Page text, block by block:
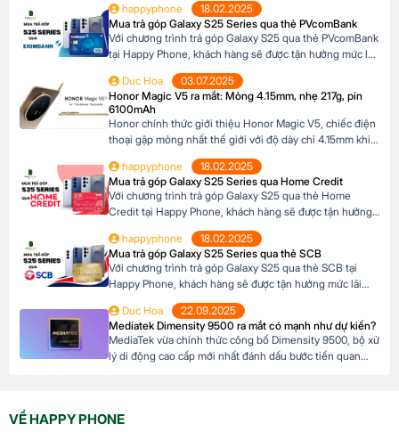
200MP, khả năng zoom xa ấn tượng và các tính năng
thông minh giúp ghi lại những khoảnh khắc đẹp trong
cuộc sống. Sau đây […]
happyphone
18.02.2025
Mua trả góp Galaxy S25 Series qua thẻ PVcomBank
Với chương trình trả góp Galaxy S25 qua thẻ PVcomBank
tại Happy Phone, khách hàng sẽ được tận hưởng mức lãi
lựa chọn kỳ hạn trả góp từ 3 đến 12 tháng, phù hợp với
khả năng tài chính của mình. Mục […]
Duc Hoa
03.07.2025
Honor Magic V5 ra mắt: Mỏng 4.15mm, nhẹ 217g, pin
6100mAh
Honor chính thức giới thiệu Honor Magic V5, chiếc điện
thoại gập mỏng nhất thế giới với độ dày chỉ 4.15mm khi
lượng 217g, pin dung lượng lớn 6100mAh và công nghệ
AI tiên tiến, Honor Magic V5 định nghĩa lại chuẩn mực
flagship […]
happyphone
18.02.2025
Mua trả góp Galaxy S25 Series qua Home Credit
Với chương trình trả góp Galaxy S25 qua thẻ Home
Credit tại Happy Phone, khách hàng sẽ được tận hưởng
linh hoạt lựa chọn kỳ hạn trả góp từ 3 đến 12 tháng, phù
hợp với khả năng tài chính của mình. […]
happyphone
18.02.2025
Mua trả góp Galaxy S25 Series qua thẻ SCB
Với chương trình trả góp Galaxy S25 qua thẻ SCB tại
Happy Phone, khách hàng sẽ được tận hưởng mức lãi
suất cực kỳ ưu đãi. Đặc biệt, khách hàng có thể linh hoạt
lựa chọn kỳ hạn trả góp từ 3 đến 12 tháng, phù hợp với
khả năng tài chính của mình. Mục […]
Duc Hoa
22.09.2025
Mediatek Dimensity 9500 ra mắt có mạnh như dự kiến?
MediaTek vừa chính thức công bố Dimensity 9500, bộ xử
lý di động cao cấp mới nhất đánh dấu bước tiến quan
VỀ HAPPY PHONE